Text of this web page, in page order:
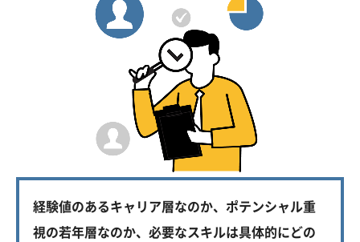
経験値のあるキャリア層なのか、ポテンシャル重
視の若年層なのか、必要なスキルは具体的にどの